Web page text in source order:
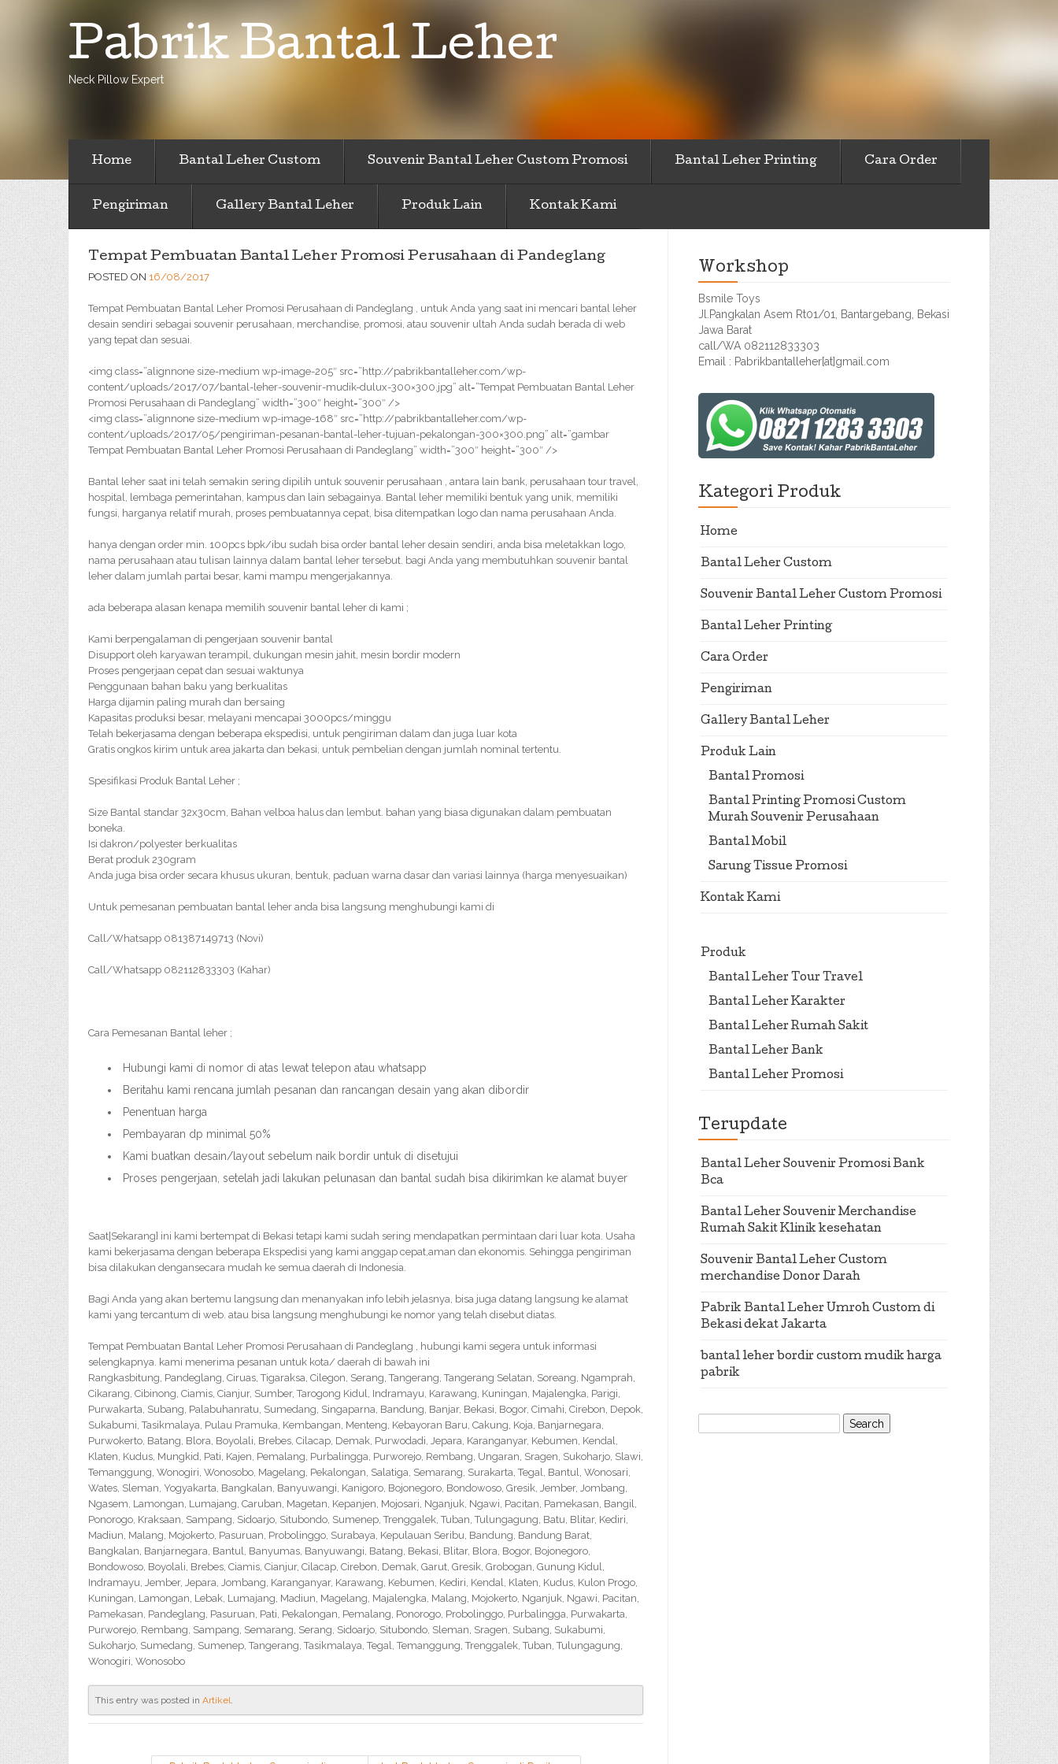
Pabrik Bantal Leher
Neck Pillow Expert
Home Bantal Leher Custom Souvenir Bantal Leher Custom Promosi Bantal Leher Printing Cara Order
Pengiriman Gallery Bantal Leher Produk Lain Kontak Kami
Tempat Pembuatan Bantal Leher Promosi Perusahaan di Pandeglang
POSTED ON 16/08/2017
Tempat Pembuatan Bantal Leher Promosi Perusahaan di Pandeglang , untuk Anda yang saat ini mencari bantal leher
desain sendiri sebagai souvenir perusahaan, merchandise, promosi, atau souvenir ultah Anda sudah berada di web
yang tepat dan sesuai.
<img class=”alignnone size-medium wp-image-205″ src=”http://pabrikbantalleher.com/wp-
content/uploads/2017/07/bantal-leher-souvenir-mudik-dulux-300×300.jpg” alt=”Tempat Pembuatan Bantal Leher
Promosi Perusahaan di Pandeglang” width=”300″ height=”300″ />
<img class=”alignnone size-medium wp-image-168″ src=”http://pabrikbantalleher.com/wp-
content/uploads/2017/05/pengiriman-pesanan-bantal-leher-tujuan-pekalongan-300×300.png” alt=”gambar
Tempat Pembuatan Bantal Leher Promosi Perusahaan di Pandeglang” width=”300″ height=”300″ />
Bantal leher saat ini telah semakin sering dipilih untuk souvenir perusahaan , antara lain bank, perusahaan tour travel,
hospital, lembaga pemerintahan, kampus dan lain sebagainya. Bantal leher memiliki bentuk yang unik, memiliki
fungsi, harganya relatif murah, proses pembuatannya cepat, bisa ditempatkan logo dan nama perusahaan Anda.
hanya dengan order min. 100pcs bpk/ibu sudah bisa order bantal leher desain sendiri, anda bisa meletakkan logo,
nama perusahaan atau tulisan lainnya dalam bantal leher tersebut. bagi Anda yang membutuhkan souvenir bantal
leher dalam jumlah partai besar, kami mampu mengerjakannya.
ada beberapa alasan kenapa memilih souvenir bantal leher di kami ;
Kami berpengalaman di pengerjaan souvenir bantal
Disupport oleh karyawan terampil, dukungan mesin jahit, mesin bordir modern
Proses pengerjaan cepat dan sesuai waktunya
Penggunaan bahan baku yang berkualitas
Harga dijamin paling murah dan bersaing
Kapasitas produksi besar, melayani mencapai 3000pcs/minggu
Telah bekerjasama dengan beberapa ekspedisi, untuk pengiriman dalam dan juga luar kota
Gratis ongkos kirim untuk area jakarta dan bekasi, untuk pembelian dengan jumlah nominal tertentu.
Spesifikasi Produk Bantal Leher ;
Size Bantal standar 32x30cm, Bahan velboa halus dan lembut. bahan yang biasa digunakan dalam pembuatan
boneka.
Isi dakron/polyester berkualitas
Berat produk 230gram
Anda juga bisa order secara khusus ukuran, bentuk, paduan warna dasar dan variasi lainnya (harga menyesuaikan)
Untuk pemesanan pembuatan bantal leher anda bisa langsung menghubungi kami di
Call/Whatsapp 081387149713 (Novi)
Call/Whatsapp 082112833303 (Kahar)
Cara Pemesanan Bantal leher ;
Hubungi kami di nomor di atas lewat telepon atau whatsapp
Beritahu kami rencana jumlah pesanan dan rancangan desain yang akan dibordir
Penentuan harga
Pembayaran dp minimal 50%
Kami buatkan desain/layout sebelum naik bordir untuk di disetujui
Proses pengerjaan, setelah jadi lakukan pelunasan dan bantal sudah bisa dikirimkan ke alamat buyer
Saat|Sekarang} ini kami bertempat di Bekasi tetapi kami sudah sering mendapatkan permintaan dari luar kota. Usaha
kami bekerjasama dengan beberapa Ekspedisi yang kami anggap cepat,aman dan ekonomis. Sehingga pengiriman
bisa dilakukan dengansecara mudah ke semua daerah di Indonesia.
Bagi Anda yang akan bertemu langsung dan menanyakan info lebih jelasnya, bisa juga datang langsung ke alamat
kami yang tercantum di web. atau bisa langsung menghubungi ke nomor yang telah disebut diatas.
Tempat Pembuatan Bantal Leher Promosi Perusahaan di Pandeglang , hubungi kami segera untuk informasi
selengkapnya. kami menerima pesanan untuk kota/ daerah di bawah ini
Rangkasbitung, Pandeglang, Ciruas, Tigaraksa, Cilegon, Serang, Tangerang, Tangerang Selatan, Soreang, Ngamprah,
Cikarang, Cibinong, Ciamis, Cianjur, Sumber, Tarogong Kidul, Indramayu, Karawang, Kuningan, Majalengka, Parigi,
Purwakarta, Subang, Palabuhanratu, Sumedang, Singaparna, Bandung, Banjar, Bekasi, Bogor, Cimahi, Cirebon, Depok,
Sukabumi, Tasikmalaya, Pulau Pramuka, Kembangan, Menteng, Kebayoran Baru, Cakung, Koja, Banjarnegara,
Purwokerto, Batang, Blora, Boyolali, Brebes, Cilacap, Demak, Purwodadi, Jepara, Karanganyar, Kebumen, Kendal,
Klaten, Kudus, Mungkid, Pati, Kajen, Pemalang, Purbalingga, Purworejo, Rembang, Ungaran, Sragen, Sukoharjo, Slawi,
Temanggung, Wonogiri, Wonosobo, Magelang, Pekalongan, Salatiga, Semarang, Surakarta, Tegal, Bantul, Wonosari,
Wates, Sleman, Yogyakarta, Bangkalan, Banyuwangi, Kanigoro, Bojonegoro, Bondowoso, Gresik, Jember, Jombang,
Ngasem, Lamongan, Lumajang, Caruban, Magetan, Kepanjen, Mojosari, Nganjuk, Ngawi, Pacitan, Pamekasan, Bangil,
Ponorogo, Kraksaan, Sampang, Sidoarjo, Situbondo, Sumenep, Trenggalek, Tuban, Tulungagung, Batu, Blitar, Kediri,
Madiun, Malang, Mojokerto, Pasuruan, Probolinggo, Surabaya, Kepulauan Seribu, Bandung, Bandung Barat,
Bangkalan, Banjarnegara, Bantul, Banyumas, Banyuwangi, Batang, Bekasi, Blitar, Blora, Bogor, Bojonegoro,
Bondowoso, Boyolali, Brebes, Ciamis, Cianjur, Cilacap, Cirebon, Demak, Garut, Gresik, Grobogan, Gunung Kidul,
Indramayu, Jember, Jepara, Jombang, Karanganyar, Karawang, Kebumen, Kediri, Kendal, Klaten, Kudus, Kulon Progo,
Kuningan, Lamongan, Lebak, Lumajang, Madiun, Magelang, Majalengka, Malang, Mojokerto, Nganjuk, Ngawi, Pacitan,
Pamekasan, Pandeglang, Pasuruan, Pati, Pekalongan, Pemalang, Ponorogo, Probolinggo, Purbalingga, Purwakarta,
Purworejo, Rembang, Sampang, Semarang, Serang, Sidoarjo, Situbondo, Sleman, Sragen, Subang, Sukabumi,
Sukoharjo, Sumedang, Sumenep, Tangerang, Tasikmalaya, Tegal, Temanggung, Trenggalek, Tuban, Tulungagung,
Wonogiri, Wonosobo
This entry was posted in Artikel.
Workshop
Bsmile Toys
Jl.Pangkalan Asem Rt01/01, Bantargebang, Bekasi
Jawa Barat
call/WA 082112833303
Email : Pabrikbantalleher[at]gmail.com
Kategori Produk
Home
Bantal Leher Custom
Souvenir Bantal Leher Custom Promosi
Bantal Leher Printing
Cara Order
Pengiriman
Gallery Bantal Leher
Produk Lain
Bantal Promosi
Bantal Printing Promosi Custom
Murah Souvenir Perusahaan
Bantal Mobil
Sarung Tissue Promosi
Kontak Kami
Produk
Bantal Leher Tour Travel
Bantal Leher Karakter
Bantal Leher Rumah Sakit
Bantal Leher Bank
Bantal Leher Promosi
Terupdate
Bantal Leher Souvenir Promosi Bank
Bca
Bantal Leher Souvenir Merchandise
Rumah Sakit Klinik kesehatan
Souvenir Bantal Leher Custom
merchandise Donor Darah
Pabrik Bantal Leher Umroh Custom di
Bekasi dekat Jakarta
bantal leher bordir custom mudik harga
pabrik
Search
for: